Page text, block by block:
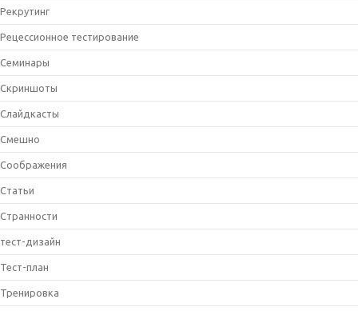
Рекрутинг
Рецессионное тестирование
Семинары
Скриншоты
Слайдкасты
Смешно
Соображения
Статьи
Странности
тест-дизайн
Тест-план
Тренировка